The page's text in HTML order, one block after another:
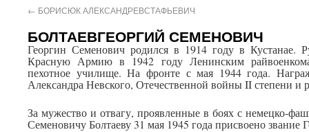
← БОРИСЮК АЛЕКСАНДРЕВСТАФЬЕВИЧ
БОЛТАЕВГЕОРГИЙ СЕМЕНОВИЧ
Георгин Семенович родился в 1914 году в
Красную Армию в 1942 году Ленинским
пехотное училище. На фронте с мая 1944 года.
Александра Невского, Отечественной войны II степени и
За мужество и отвагу, проявленные в боях с немецко-
Семеновичу Болтаеву 31 мая 1945 года присвоено звание